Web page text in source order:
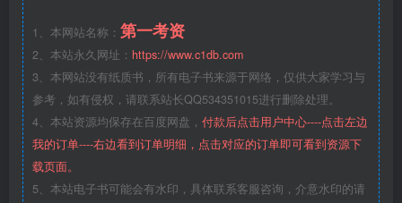
1、本网站名称： 第一考资
2、本站永久网址： https://www.c1db.com
3、本网站没有纸质书，所有电子书来源于网络，仅供大家学习与
参考，如有侵权，请联系站长QQ534351015进行删除处理。
4、本站资源均保存在百度网盘， 付款后点击用户中心----点击左边
我的订单----右边看到订单明细，点击对应的订单即可看到资源下
载页面。
5、本站电子书可能会有水印，具体联系客服咨询，介意水印的请